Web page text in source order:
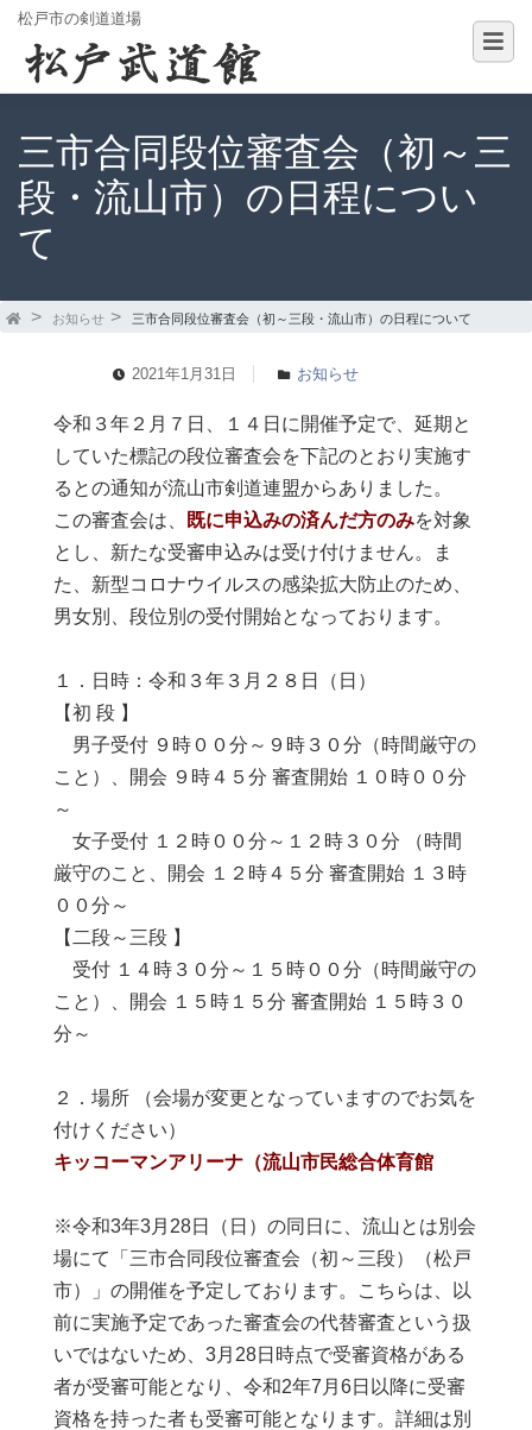
松戸市の剣道道場
三市合同段位審査会（初～三
段・流山市）の日程につい
て
お知らせ 三市合同段位審査会（初～三段・流山市）の日程について
2021年1月31日 お知らせ
令和３年２月７日、１４日に開催予定で、延期と
していた標記の段位審査会を下記のとおり実施す
るとの通知が流山市剣道連盟からありました。
この審査会は、
既に申込みの済んだ方のみを対象
とし、新たな受審申込みは受け付けません。ま
た、新型コロナウイルスの感染拡大防止のため、
男女別、段位別の受付開始となっております。
１．日時：令和３年３月２８日（日）
【初 段 】
男子受付 ９時００分～９時３０分（時間厳守の
こと）、開会 ９時４５分 審査開始 １０時００分
～
女子受付 １２時００分～１２時３０分 （時間
厳守のこと、開会 １２時４５分 審査開始 １３時
００分～
【二段～三段 】
受付 １４時３０分～１５時００分（時間厳守の
こと）、開会 １５時１５分 審査開始 １５時３０
分～
２．場所 （会場が変更となっていますのでお気を
付けください）
キッコーマンアリーナ（流山市民総合体育館
※令和3年3月28日（日）の同日に、流山とは別会
場にて「三市合同段位審査会（初～三段）（松戸
市）」の開催を予定しております。こちらは、以
前に実施予定であった審査会の代替審査という扱
いではないため、3月28日時点で受審資格がある
者が受審可能となり、令和2年7月6日以降に受審
資格を持った者も受審可能となります。詳細は別